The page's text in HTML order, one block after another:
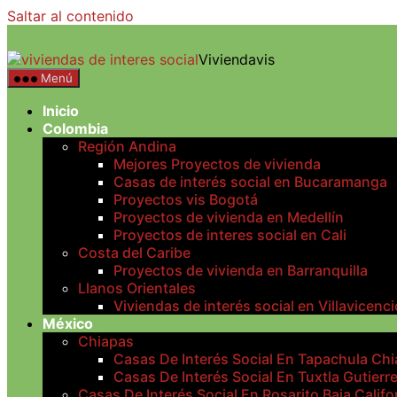
Saltar al contenido
Viviendavis
Menú
Inicio
Colombia
Región Andina
Mejores Proyectos de vivienda
Casas de interés social en Bucaramanga
Proyectos vis Bogotá
Proyectos de vivienda en Medellín
Proyectos de interes social en Cali
Costa del Caribe
Proyectos de vivienda en Barranquilla
Llanos Orientales
Viviendas de interés social en
México
Chiapas
Casas De Interés Social En Tapachula
Casas De Interés Social En Tuxtla